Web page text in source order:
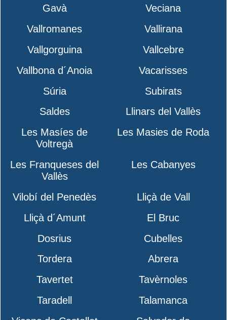
Gavà
Veciana
Vallromanes
Vallirana
Vallgorguina
Vallcebre
Vallbona d´Anoia
Vacarisses
Súria
Subirats
Saldes
Llinars del Vallès
Les Masíes de
Voltregà
Les Masies de Roda
Les Franqueses del
Vallès
Les Cabanyes
Vilobí del Penedès
Lliçà de Vall
Lliçà d´Amunt
El Bruc
Dosrius
Cubelles
Tordera
Abrera
Tavertet
Tavèrnoles
Taradell
Talamanca